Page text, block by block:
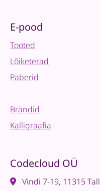
E-pood
Tooted
Lõiketerad
Paberid
Brändid
Kalligraafia
Codecloud OÜ
Vindi 7-19, 11315